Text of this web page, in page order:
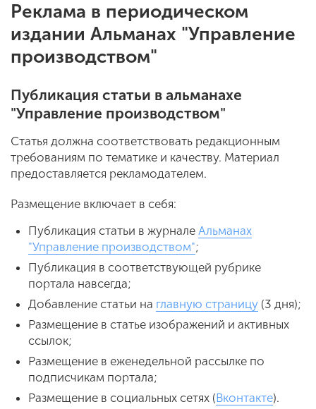
Реклама в периодическом
издании Альманах "Управление
производством"
Публикация статьи в альманахе
"Управление производством"
Статья должна соответствовать редакционным
требованиям по тематике и качеству. Материал
предоставляется рекламодателем.
Размещение включает в себя:
Публикация статьи в журнале Альманах
"Управление производством";
Публикация в соответствующей рубрике
портала навсегда;
Добавление статьи на главную страницу (3 дня);
Размещение в статье изображений и активных
ссылок;
Размещение в еженедельной рассылке по
подписчикам портала;
Размещение в социальных сетях (Вконтакте).